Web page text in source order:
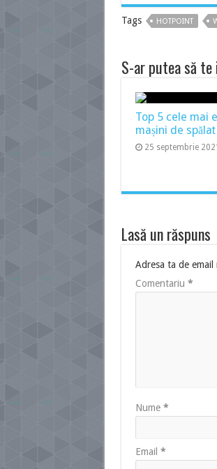
Tags HOTPOINT
S-ar putea să te
Top 5 cele mai
mașini de
25 septembrie 2021
Lasă un răspuns
Adresa ta de
Comentariu *
Nume *
Email *